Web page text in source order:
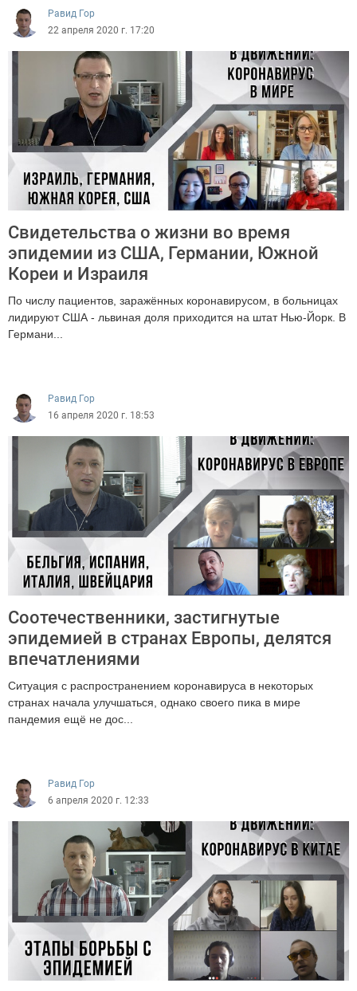
Равид Гор
22 апреля 2020 г. 17:20
Свидетельства о жизни во время
эпидемии из США, Германии, Южной
Кореи и Израиля
По числу пациентов, заражённых коронавирусом, в больницах
лидируют США - львиная доля приходится на штат Нью-Йорк. В
Германи...
Равид Гор
16 апреля 2020 г. 18:53
Соотечественники, застигнутые
эпидемией в странах Европы, делятся
впечатлениями
Ситуация с распространением коронавируса в некоторых
странах начала улучшаться, однако своего пика в мире
пандемия ещё не дос...
Равид Гор
6 апреля 2020 г. 12:33